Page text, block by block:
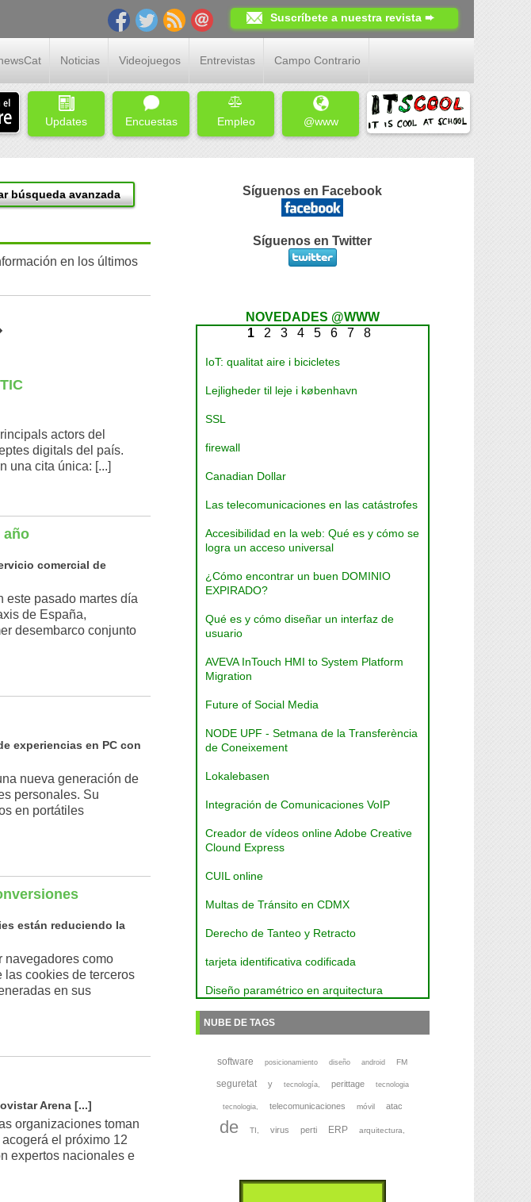
Suscríbete a nuestra revista ➨
Noticias Videojuegos Entrevistas Campo Contrario
Updates Encuestas Empleo @www
búsqueda avanzada
en los últimos
actors del
digitals del país.
una cita única: [...]
año
comercial de
este pasado martes día
de España,
desembarco conjunto
experiencias en PC con
nueva generación de
personales. Su
en portátiles
están reduciendo la
navegadores como
las cookies de terceros
en sus
Arena [...]
organizaciones toman
el próximo 12
expertos nacionales e
Síguenos en Facebook
Síguenos en Twitter
NOVEDADES @WWW
1 2 3 4 5 6 7 8
IoT: qualitat aire i bicicletes
Lejligheder til leje i københavn
SSL
firewall
Canadian Dollar
Las telecomunicaciones en las catástrofes
Accesibilidad en la web: Qué es y cómo se
logra un acceso universal
¿Cómo encontrar un buen DOMINIO
EXPIRADO?
Qué es y cómo diseñar un interfaz de
usuario
AVEVA InTouch HMI to System Platform
Migration
Future of Social Media
NODE UPF - Setmana de la Transferència
de Coneixement
Lokalebasen
Integración de Comunicaciones VoIP
Creador de vídeos online Adobe Creative
Clound Express
CUIL online
Multas de Tránsito en CDMX
Derecho de Tanteo y Retracto
tarjeta identificativa codificada
Diseño paramétrico en arquitectura
NUBE DE TAGS
software posicionamiento diseño android FM
seguretat y tecnología, perittage tecnologia
tecnologia, telecomunicaciones móvil atac
de TI, virus perti ERP arquitectura,